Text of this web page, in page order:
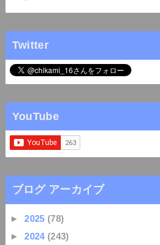
Twitter
YouTube
ブログ アーカイブ
►2025 (78)
►2024 (243)